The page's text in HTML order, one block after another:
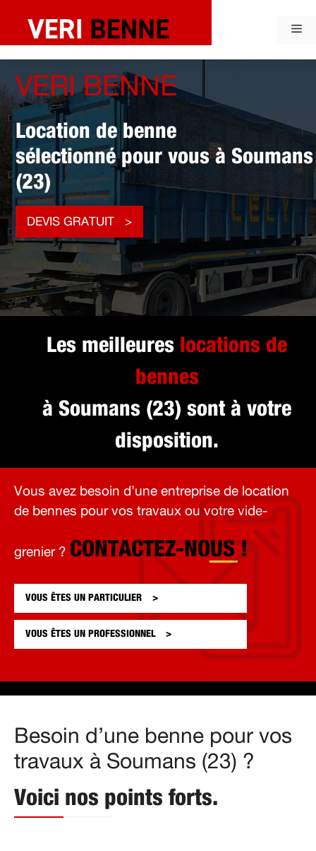
contenu
VERI BENNE
Location de benne
sélectionné pour vous à Soumans
(23)
DEVIS GRATUIT
Les meilleures locations de
bennes
à Soumans (23) sont à votre
disposition.
Vous avez besoin d’une entreprise de location
de bennes pour vos travaux ou votre vide-
grenier ? CONTACTEZ-NOUS !
VOUS ÊTES UN PARTICULIER
VOUS ÊTES UN PROFESSIONNEL
Besoin d’une benne pour vos
travaux à Soumans (23) ?
Voici nos points forts.